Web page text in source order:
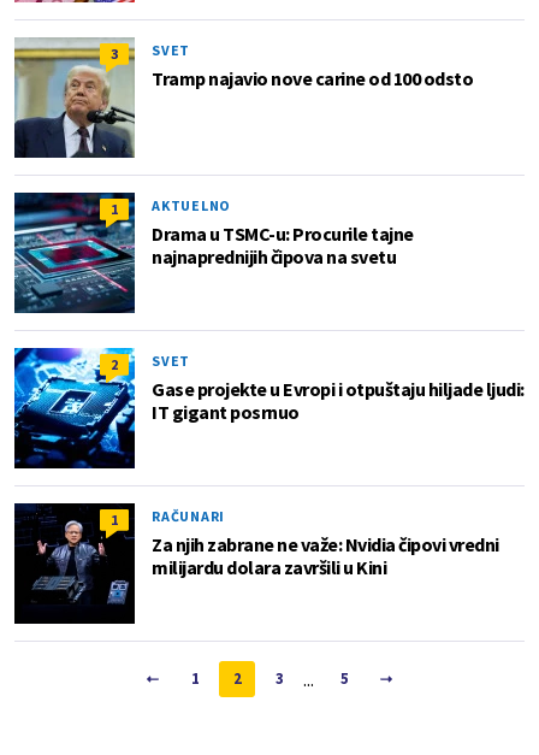
3 SVET
Tramp najavio nove carine od 100 odsto
1 AKTUELNO
Drama u TSMC-u: Procurile tajne
najnaprednijih čipova na svetu
2 SVET
Gase projekte u Evropi i otpuštaju hiljade ljudi:
IT gigant posrnuo
1 RAČUNARI
Za njih zabrane ne važe: Nvidia čipovi vredni
milijardu dolara završili u Kini
1 2 3 ... 5